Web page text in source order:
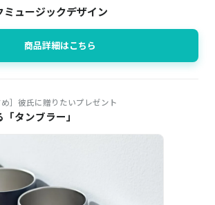
ミュージックデザイン
商品詳細はこちら
め］彼氏に贈りたいプレゼント
タンブラー」